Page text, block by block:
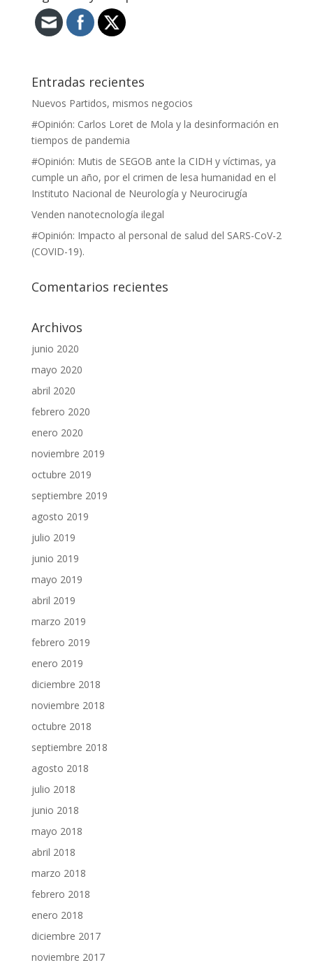
Entradas recientes
Nuevos Partidos, mismos negocios
#Opinión: Carlos Loret de Mola y la desinformación en
tiempos de pandemia
#Opinión: Mutis de SEGOB ante la CIDH y víctimas, ya
cumple un año, por el crimen de lesa humanidad en el
Instituto Nacional de Neurología y Neurocirugía
Venden nanotecnología ilegal
#Opinión: Impacto al personal de salud del SARS-CoV-2
(COVID-19).
Comentarios recientes
Archivos
junio 2020
mayo 2020
abril 2020
febrero 2020
enero 2020
noviembre 2019
octubre 2019
septiembre 2019
agosto 2019
julio 2019
junio 2019
mayo 2019
abril 2019
marzo 2019
febrero 2019
enero 2019
diciembre 2018
noviembre 2018
octubre 2018
septiembre 2018
agosto 2018
julio 2018
junio 2018
mayo 2018
abril 2018
marzo 2018
febrero 2018
enero 2018
diciembre 2017
noviembre 2017